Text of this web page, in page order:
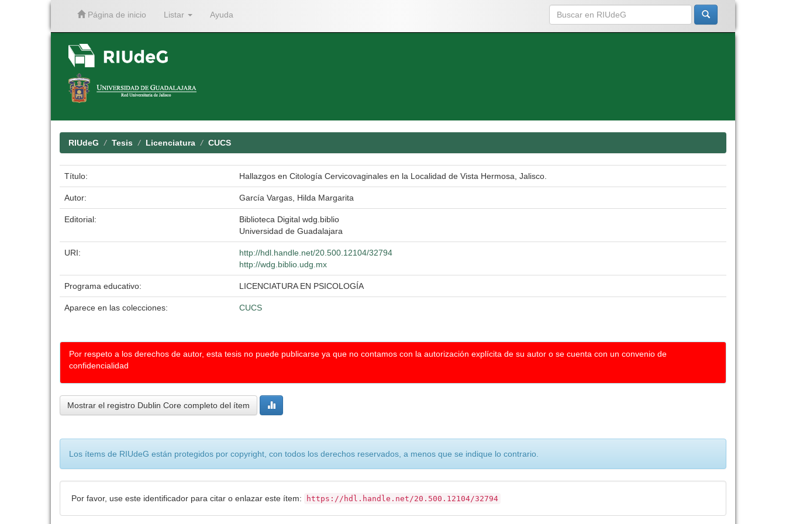
Página de inicio Listar Ayuda
RIUdeG Tesis Licenciatura CUCS
Título: Hallazgos en Citología Cervicovaginales en la Localidad de Vista Hermosa, Jalisco.
Autor: García Vargas, Hilda Margarita
Editorial:
Biblioteca Digital wdg.biblio
Universidad de Guadalajara
URI:
http://hdl.handle.net/20.500.12104/32794
http://wdg.biblio.udg.mx
Programa educativo: LICENCIATURA EN PSICOLOGÍA
Aparece en las colecciones: CUCS
Por respeto a los derechos de autor, esta tesis no puede publicarse ya que no contamos con la autorización explícita de su autor o se cuenta con un convenio de
confidencialidad
Mostrar el registro Dublin Core completo del ítem
Los ítems de RIUdeG están protegidos por copyright, con todos los derechos reservados, a menos que se indique lo contrario.
Por favor, use este identificador para citar o enlazar este ítem: https://hdl.handle.net/20.500.12104/32794